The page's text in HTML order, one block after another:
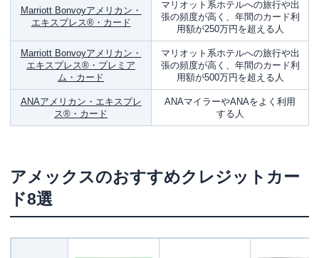
Marriott Bonvoyアメリカン・
エキスプレス®・カード
マリオット系ホテルへの旅行や出
張の頻度が高く、年間のカード利
用額が250万円を超える人
Marriott Bonvoyアメリカン・
エキスプレス®・プレミア
ム・カード
マリオット系ホテルへの旅行や出
張の頻度が高く、年間のカード利
用額が500万円を超える人
ANAアメリカン・エキスプレ
ス®・カード
ANAマイラーやANAをよく利用
する人
アメックスのおすすめクレジットカー
ド8選